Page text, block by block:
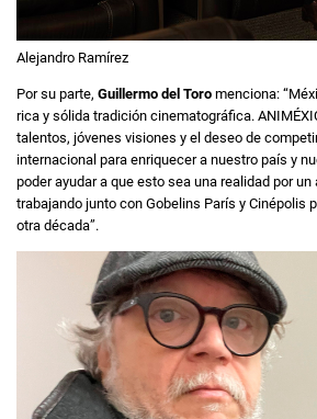
Alejandro Ramírez
Por su parte, Guillermo del Toro menciona:
rica y sólida tradición cinematográfica.
talentos, jóvenes visiones y el deseo de
internacional para enriquecer a nuestro país y
poder ayudar a que esto sea una realidad por
trabajando junto con Gobelins París y Cinépolis
otra década”.